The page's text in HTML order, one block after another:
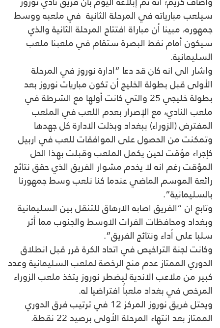
سيلعب مبارياته في المرحلة الثانية في ملعبه ووسط
جمهوره، مبينا أن مباراة افتتاح المرحلة الثانية والذي
سيكون أمام نفط البصرة ستقام في ملعبنا ملعب
السليمانية.
واشار الى انه كان قد دعا “ادارة نوروز في المرحلة
الأولى قبل بطولة الخليج أن تكون مباريات نوروز بعد
بطولة خليجي 25 والتي كانت أولها مع الشرطة في
ملعب النادي، مع الإصرار بعدم اللعب في الملعب
المفترض (الزوراء) ببغداد وبذلت الادارة كل جهدها
وتمكنت من الحصول على الموافقات للعب في اربيل
كإجراء مؤقت لحين يكمل الملعب وقبلت بهذا الحل
المؤقت رغم انه لا يخدم مشوار الفريق الذي حقق نتائج
رائعة الموسم الماضي عندما كنا نلعب وسط جمهورنا
بالسليمانية”.
وتابع ان “الفريق اصابه الارهاق للتنقل بين السليمانية
وبغداد ومحافظات الفرات الاوسط والجنوب مما أثر
سلبا على أداء ونتائج الفريق”.
وكانت لجنة التراخيص في اتحاد الكرة قرر قبل انطلاق
الدوري الممتاز عدم منح الرخصة لملعب السليمانية وعدد
كبير من ملاعب الاندية ليضطر نوروز يتخذ ملعب الزوراء
المرخص في بغداد ملعباً افتراضيا له.
ويحتل فريق نوروز المركز 12 في ترتيب فرق الدوري
الممتاز بعد انتهاء المرحلة الأولى برصيد 22 نقطة.